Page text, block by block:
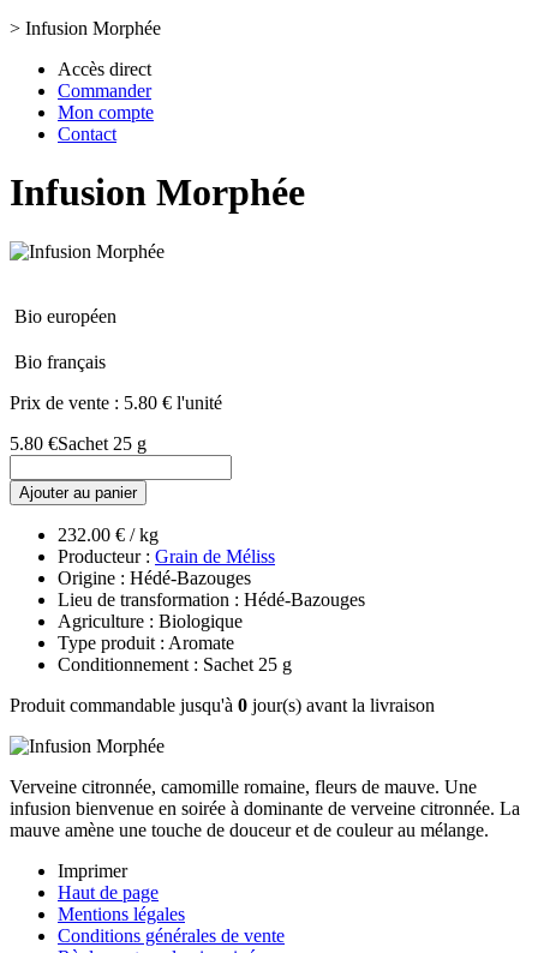
> Infusion Morphée
Accès direct
Commander
Mon compte
Contact
Infusion Morphée
Bio européen
Bio français
Prix de vente : 5.80 € l'unité
5.80 €Sachet 25 g
Ajouter au panier
232.00 € / kg
Producteur : Grain de Méliss
Origine : Hédé-Bazouges
Lieu de transformation : Hédé-Bazouges
Agriculture : Biologique
Type produit : Aromate
Conditionnement : Sachet 25 g
Produit commandable jusqu'à 0 jour(s) avant la livraison
Verveine citronnée, camomille romaine, fleurs de mauve. Une
infusion bienvenue en soirée à dominante de verveine citronnée. La
mauve amène une touche de douceur et de couleur au mélange.
Imprimer
Haut de page
Mentions légales
Conditions générales de vente